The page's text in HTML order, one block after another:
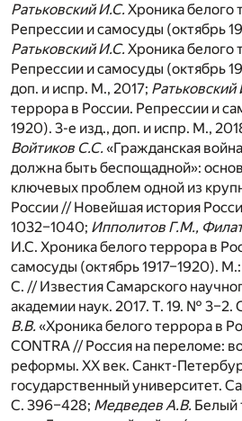
Ратьковский И.С. Хроника белого
Репрессии и самосуды (октябрь
Ратьковский И.С. Хроника белого
Репрессии и самосуды (октябрь
доп. и испр. М., 2017; Ратьковский
террора в России. Репрессии и
1920). 3-е изд., доп. и испр. М.,
Войтиков С.С. «Гражданская
должна быть беспощадной»:
ключевых проблем одной из
России // Новейшая история
1032–1040; Ипполитов Г.М.,
И.С. Хроника белого террора в
самосуды (октябрь 1917–1920).
С. // Известия Самарского
академии наук. 2017. Т. 19. № 3–2.
В.В. «Хроника белого террора в
CONTRA // Россия на переломе:
реформы. XX век. Санкт-
государственный университет.
С. 396–428; Медведев А.В. Белый